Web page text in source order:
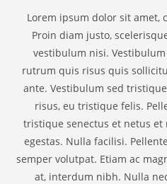
Lorem ipsum dolor sit amet,
Proin diam justo,
vestibulum nisi.
rutrum quis risus quis
ante. Vestibulum sed
risus, eu tristique felis.
tristique senectus et netus et
egestas. Nulla facilisi.
semper volutpat. Etiam ac
at, interdum nibh. Nulla